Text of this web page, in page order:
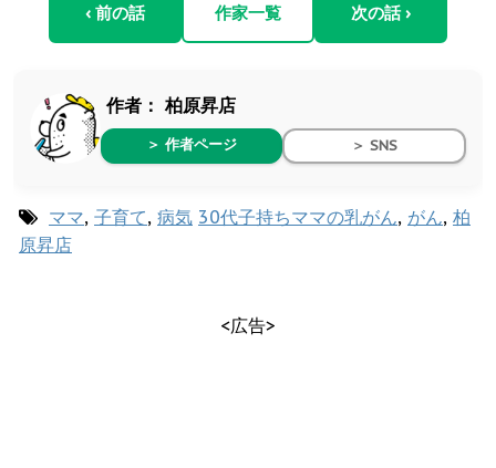
‹ 前の話 作家一覧 次の話 ›
作者：柏原昇店
＞ 作者ページ ＞ SNS
ママ, 子育て, 病気 30代子持ちママの乳がん, がん, 柏
原昇店
<広告>